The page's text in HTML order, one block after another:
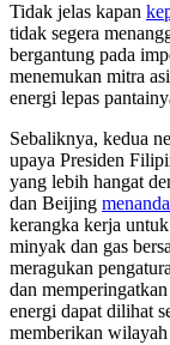
Tidak jelas kapan
tidak segera
bergantung pada
menemukan mitra
energi lepas
Sebaliknya, kedua
upaya Presiden
yang lebih hangat
dan Beijing
kerangka kerja
minyak dan gas
meragukan
dan
energi dapat dilihat
memberikan wilayah